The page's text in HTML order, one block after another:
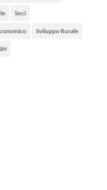
Soci
Sviluppo Rurale